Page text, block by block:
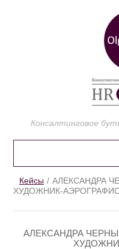
Консалтинговое
Кейсы
АЛЕКСАНДРА
ХУДОЖНИК-
АЛЕКСАНДРА